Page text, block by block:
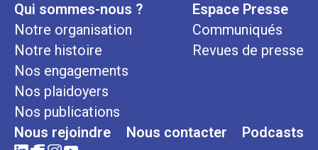
Qui sommes-nous ?
Notre organisation
Notre histoire
Nos engagements
Nos plaidoyers
Nos publications
Espace Presse
Communiqués
Revues de presse
Nous rejoindre Nous contacter Podcasts